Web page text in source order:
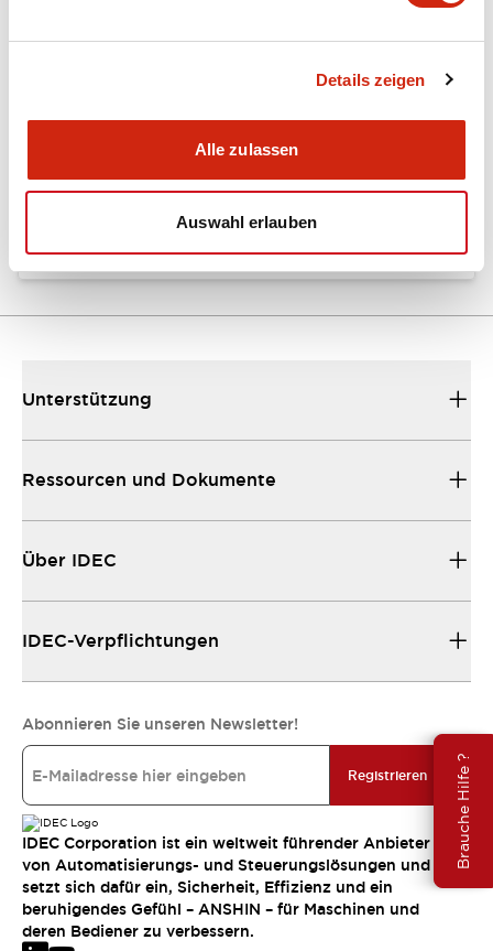
Details zeigen
Alle zulassen
Auswahl erlauben
Brauche Hilfe ?
EU2B Datasheet
Unterstützung
Ressourcen und Dokumente
Über IDEC
IDEC-Verpflichtungen
Abonnieren Sie unseren Newsletter!
Registrieren
IDEC Corporation ist ein weltweit führender Anbieter
von Automatisierungs- und Steuerungslösungen und
setzt sich dafür ein, Sicherheit, Effizienz und ein
beruhigendes Gefühl – ANSHIN – für Maschinen und
deren Bediener zu verbessern.